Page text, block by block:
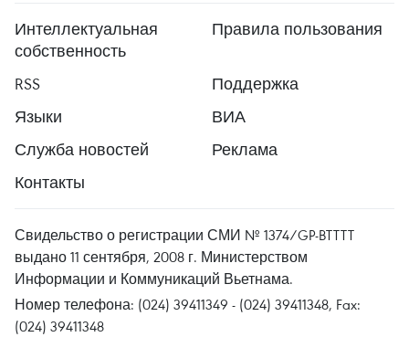
Интеллектуальная
собственность
Правила пользования
RSS
Поддержка
Языки
ВИА
Служба новостей
Реклама
Контакты
Свидельство о регистрации СМИ № 1374/GP-BTTTT
выдано 11 сентября, 2008 г. Министерством
Информации и Коммуникаций Вьетнама.
Номер телефона: (024) 39411349 - (024) 39411348, Fax:
(024) 39411348